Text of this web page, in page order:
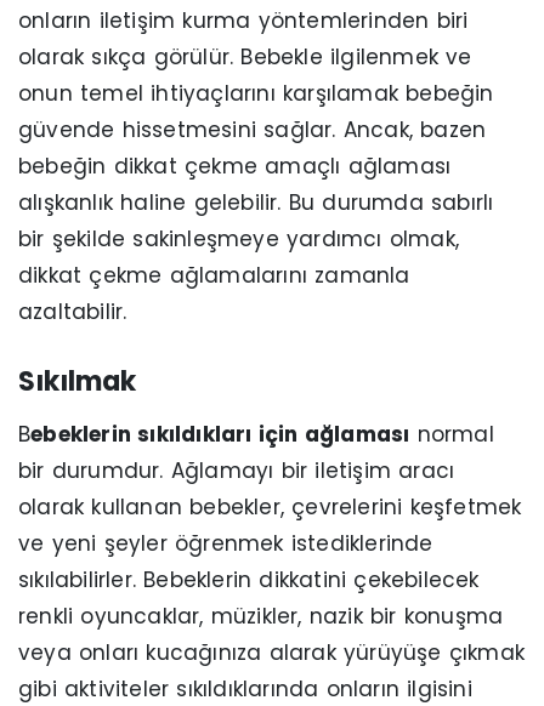
onların iletişim kurma yöntemlerinden biri
olarak sıkça görülür. Bebekle ilgilenmek ve
onun temel ihtiyaçlarını karşılamak bebeğin
güvende hissetmesini sağlar. Ancak, bazen
bebeğin dikkat çekme amaçlı ağlaması
alışkanlık haline gelebilir. Bu durumda sabırlı
bir şekilde sakinleşmeye yardımcı olmak,
dikkat çekme ağlamalarını zamanla
azaltabilir.
Sıkılmak
Bebeklerin sıkıldıkları için ağlaması normal
bir durumdur. Ağlamayı bir iletişim aracı
olarak kullanan bebekler, çevrelerini keşfetmek
ve yeni şeyler öğrenmek istediklerinde
sıkılabilirler. Bebeklerin dikkatini çekebilecek
renkli oyuncaklar, müzikler, nazik bir konuşma
veya onları kucağınıza alarak yürüyüşe çıkmak
gibi aktiviteler sıkıldıklarında onların ilgisini